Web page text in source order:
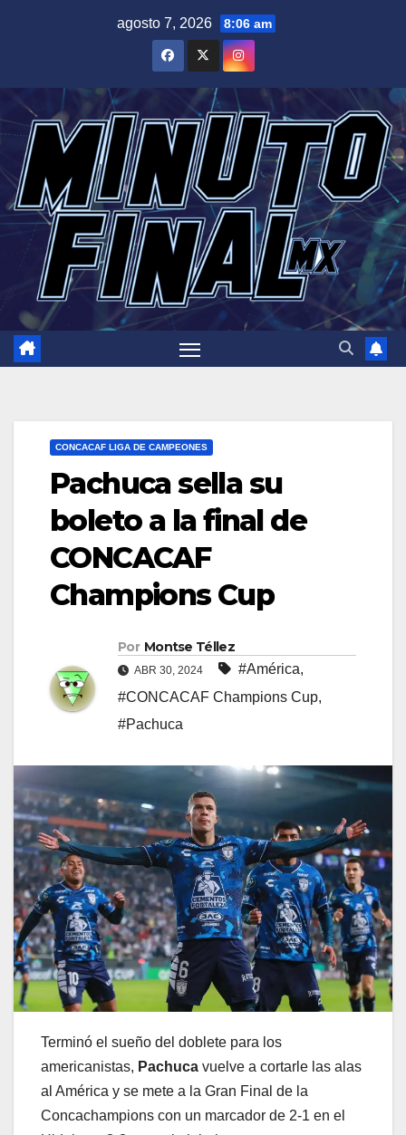
agosto 7, 2026 8:06 am
CONCACAF LIGA DE CAMPEONES
Pachuca sella su
boleto a la final de
CONCACAF
Champions Cup
Por Montse Téllez
ABR 30, 2024 #América,
#CONCACAF Champions Cup,
#Pachuca
Terminó el sueño del doblete para los
americanistas, Pachuca vuelve a cortarle las alas
al América y se mete a la Gran Final de la
Concachampions con un marcador de 2-1 en el